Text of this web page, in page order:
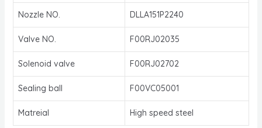
Nozzle NO. DLLA151P2240
Valve NO. F00RJ02035
Solenoid valve F00RJ02702
Sealing ball F00VC05001
Matreial High speed steel